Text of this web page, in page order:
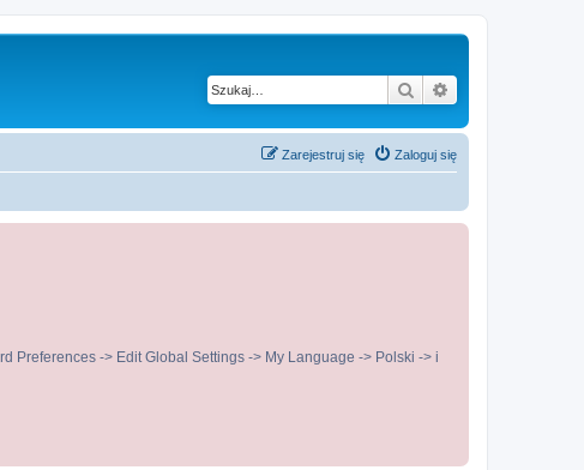
Szukaj
Zaloguj się
Zarejestruj się
Preferences -> Edit Global Settings -> My Language -> Polski -> i